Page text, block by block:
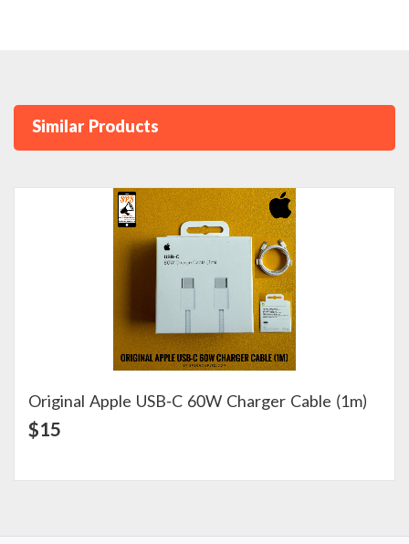
Similar Products
Original Apple USB-C 60W Charger Cable (1m)
$15
View Detail